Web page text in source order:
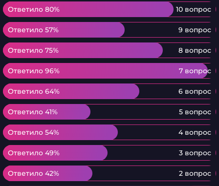
Ответило 80% 10 вопрос
Ответило 80%
Ответило 57% 9 вопрос
Ответило 57%
Ответило 75% 8 вопрос
Ответило 75%
Ответило 96% 7 вопрос
Ответило 96%
Ответило 64% 6 вопрос
Ответило 64%
Ответило 41% 5 вопрос
Ответило 41%
Ответило 54% 4 вопрос
Ответило 54%
Ответило 49% 3 вопрос
Ответило 49%
Ответило 42% 2 вопрос
Ответило 42%